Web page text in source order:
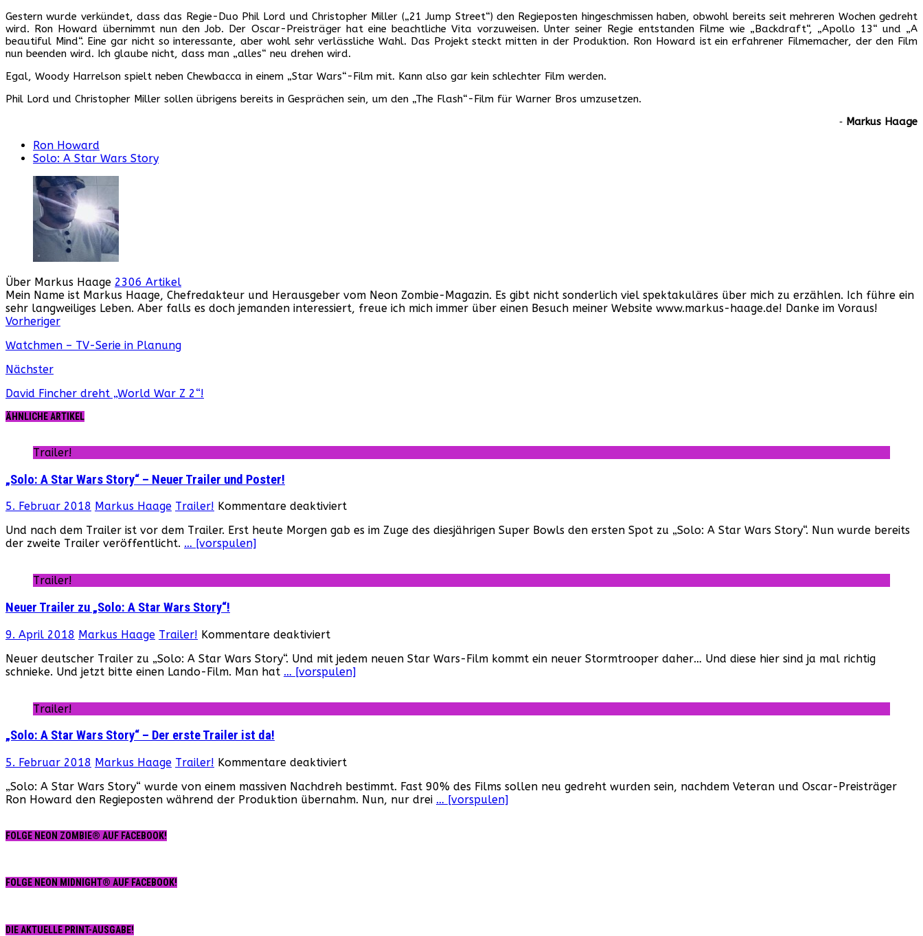
Gestern wurde verkündet, dass das Regie-Duo Phil Lord und Christopher Miller („21 Jump Street“) den Regieposten hingeschmissen haben, obwohl bereits seit mehreren Wochen gedreht
wird. Ron Howard übernimmt nun den Job. Der Oscar-Preisträger hat eine beachtliche Vita vorzuweisen. Unter seiner Regie entstanden Filme wie „Backdraft“, „Apollo 13“ und „A
beautiful Mind“. Eine gar nicht so interessante, aber wohl sehr verlässliche Wahl. Das Projekt steckt mitten in der Produktion. Ron Howard ist ein erfahrener Filmemacher, der den Film
nun beenden wird. Ich glaube nicht, dass man „alles“ neu drehen wird.
Egal, Woody Harrelson spielt neben Chewbacca in einem „Star Wars“-Film mit. Kann also gar kein schlechter Film werden.
Phil Lord und Christopher Miller sollen übrigens bereits in Gesprächen sein, um den „The Flash“-Film für Warner Bros umzusetzen.
‐ Markus Haage
Ron Howard
Solo: A Star Wars Story
Über Markus Haage 2306 Artikel
Mein Name ist Markus Haage, Chefredakteur und Herausgeber vom Neon Zombie-Magazin. Es gibt nicht sonderlich viel spektakuläres über mich zu erzählen. Ich führe ein
sehr langweiliges Leben. Aber falls es doch jemanden interessiert, freue ich mich immer über einen Besuch meiner Website www.markus-haage.de! Danke im Voraus!
Webseite
Facebook
Instagram
YouTube
Vorheriger
Watchmen – TV-Serie in Planung
Nächster
David Fincher dreht „World War Z 2“!
ÄHNLICHE ARTIKEL
Trailer!
„Solo: A Star Wars Story“ – Neuer Trailer und Poster!
5. Februar 2018 Markus Haage Trailer! Kommentare deaktiviertfür
A
Story“
–
Und nach dem Trailer ist vor dem Trailer. Erst heute Morgen gab es im Zuge des diesjährigen Super Bowls den ersten Spot zu „Solo: A Star Wars Story“. Nun wurde bereits
der zweite Trailer veröffentlicht. … [vorspulen]
Trailer!
Neuer Trailer zu „Solo: A Star Wars Story“!
9. April 2018 Markus Haage Trailer! Kommentare deaktiviert
Trailer
zu
Neuer deutscher Trailer zu „Solo: A Star Wars Story“. Und mit jedem neuen Star Wars-Film kommt ein neuer Stormtrooper daher… Und diese hier sind ja mal richtig
schnieke. Und jetzt bitte einen Lando-Film. Man hat … [vorspulen]
Trailer!
„Solo: A Star Wars Story“ – Der erste Trailer ist da!
5. Februar 2018 Markus Haage Trailer! Kommentare deaktiviertfür
A
Star
„Solo: A Star Wars Story“ wurde von einem massiven Nachdreh bestimmt. Fast 90% des Films sollen neu gedreht wurden sein, nachdem Veteran und Oscar-Preisträger
Ron Howard den Regieposten während der Produktion übernahm. Nun, nur drei … [vorspulen]
FOLGE NEON ZOMBIE® AUF FACEBOOK!
FOLGE NEON MIDNIGHT® AUF FACEBOOK!
DIE AKTUELLE PRINT-AUSGABE!